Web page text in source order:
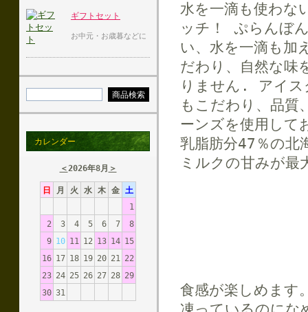
ギフトセット
お中元・お歳暮などに
カレンダー
＜2026年8月 ＞
日 月 火 水 木 金
土
1
2
3 4 5 6 7
8
9 10 11 12 13 14 15
16 17 18 19 20 21 22
23 24 25 26 27 28 29
30 31
水を一滴も使わな
ッチ！ ぷらんぼ
い、水を一滴も加
だわり、自然な味
りません. アイス
もこだわり、品質
ーンズを使用して
乳脂肪分47％の北
ミルクの甘みが最
食感が楽しめま